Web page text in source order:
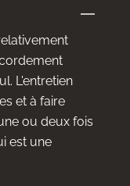
L'entretien
et à faire
ou deux fois
est une